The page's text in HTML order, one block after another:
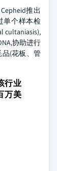
推出
单个样本检
cultaniasis),
协助进行
(花板、管
行业
万美